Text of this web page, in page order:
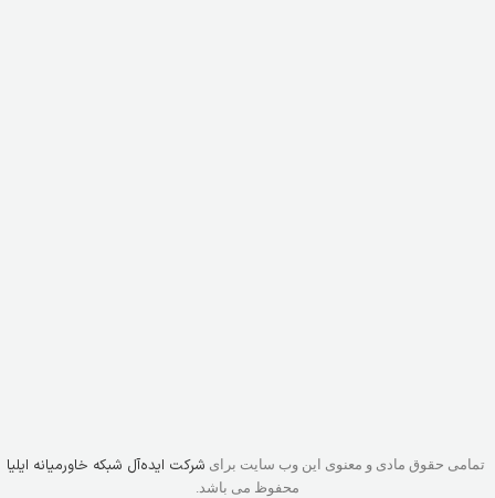
تمامی حقوق مادی و معنوی این وب سایت برای شرکت ایده‌آل شبکه خاورمیانه ایلیا
محفوظ می باشد.